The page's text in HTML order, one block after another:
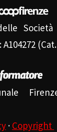
Società
· Copyright